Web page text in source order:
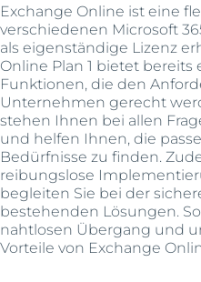
Exchange Online ist eine
verschiedenen Microsoft
als eigenständige Lizenz
Online Plan 1 bietet bereits
Funktionen, die den
Unternehmen gerecht
stehen Ihnen bei allen
und helfen Ihnen, die
Bedürfnisse zu finden.
reibungslose
begleiten Sie bei der
bestehenden Lösungen.
nahtlosen Übergang und
Vorteile von Exchange